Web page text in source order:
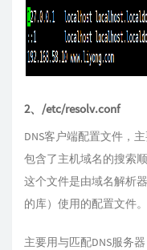
2、/etc/resolv.conf
DNS客户端配置文件，
包含了主机域名的搜索
这个文件是由域名解析
的库）使用的配置文件。
主要用与匹配DNS服务